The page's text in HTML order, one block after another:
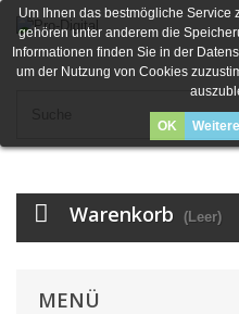
Warenkorb (Leer)
MENÜ
Um Ihnen das bestmögliche Service
gehören unter anderem die
Informationen finden Sie in der
um der Nutzung von Cookies
OK